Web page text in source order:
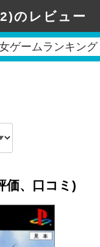
のレビュー
ゲームランキング
価、口コミ)